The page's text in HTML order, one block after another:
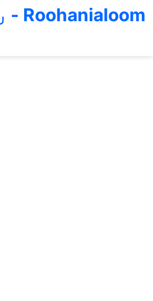
Roohanialoom - روحانی علوم